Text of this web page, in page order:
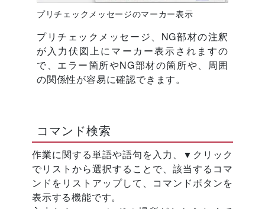
プリチェックメッセージのマーカー表示
プリチェックメッセージ、NG部材の注釈
が入力伏図上にマーカー表示されますの
で、エラー箇所やNG部材の箇所や、周囲
の関係性が容易に確認できます。
コマンド検索
作業に関する単語や語句を入力、▼クリック
でリストから選択することで、該当するコマ
ンドをリストアップして、コマンドボタンを
表示する機能です。